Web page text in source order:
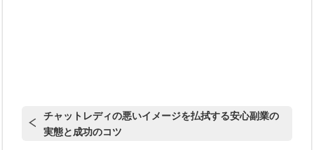
チャットレディの悪いイメージを払拭する安心副業の
実態と成功のコツ